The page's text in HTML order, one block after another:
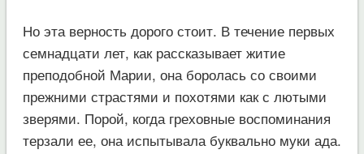
Но эта верность дорого стоит. В течение первых
семнадцати лет, как рассказывает житие
преподобной Марии, она боролась со своими
прежними страстями и похотями как с лютыми
зверями. Порой, когда греховные воспоминания
терзали ее, она испытывала буквально муки ада.